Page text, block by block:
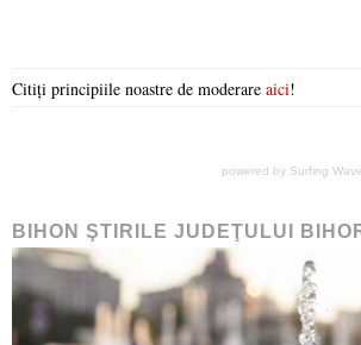
Citiți principiile noastre de moderare aici!
powered by Surfing
BIHON ŞTIRILE JUDEŢULUI